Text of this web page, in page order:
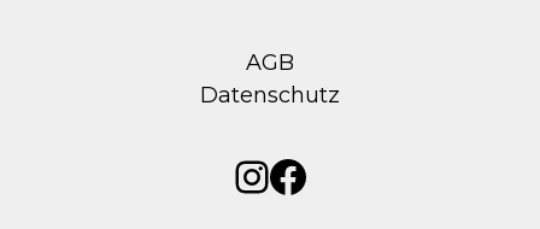
AGB
Datenschutz
Instagram
Facebook